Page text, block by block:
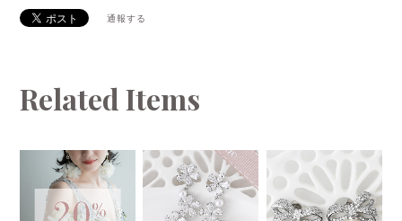
通報する
Related Items